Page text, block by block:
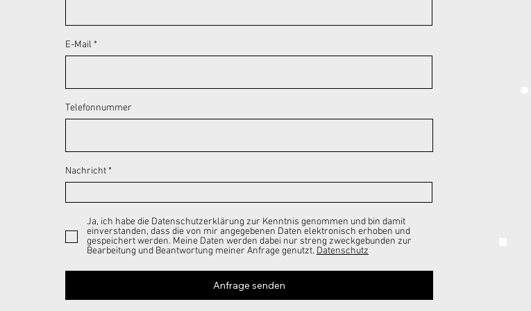
E-Mail
Telefonnummer
Nachricht
Ja, ich habe die Datenschutzerklärung zur Kenntnis genommen und bin damit
einverstanden, dass die von mir angegebenen Daten elektronisch erhoben und
gespeichert werden. Meine Daten werden dabei nur streng zweckgebunden zur
Bearbeitung und Beantwortung meiner Anfrage genutzt. Datenschutz
Anfrage senden